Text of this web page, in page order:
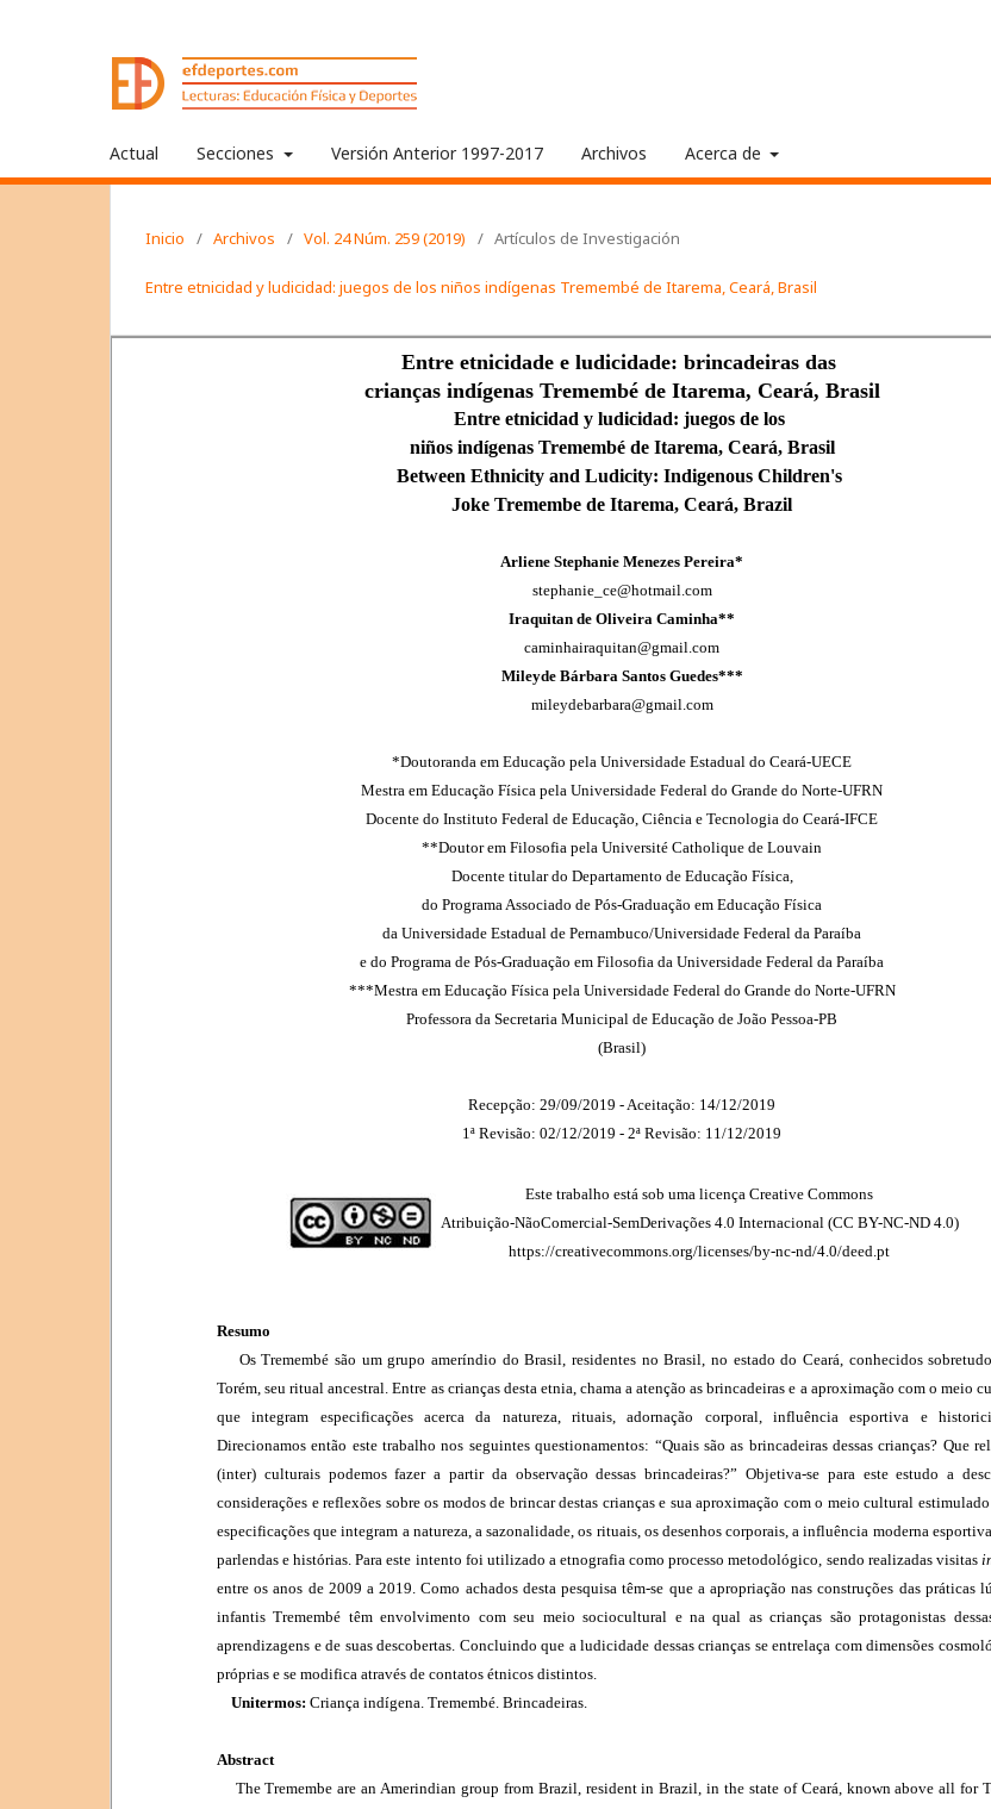
Actual Secciones Versión Anterior 1997-2017 Archivos Acerca de
Inicio / Archivos / Vol. 24 Núm. 259 (2019) / Artículos de Investigación
Entre etnicidad y ludicidad: juegos de los niños indígenas Tremembé de Itarema, Ceará, Brasil